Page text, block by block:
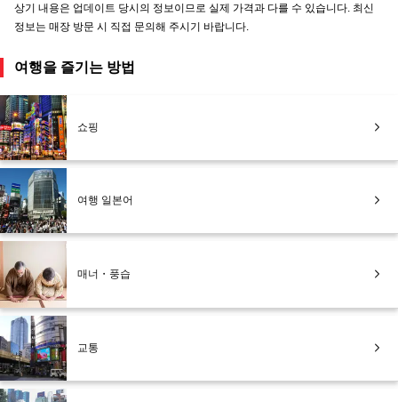
상기 내용은 업데이트 당시의 정보이므로 실제 가격과 다를 수 있습니다. 최신
정보는 매장 방문 시 직접 문의해 주시기 바랍니다.
여행을 즐기는 방법
쇼핑
여행 일본어
매너・풍습
교통